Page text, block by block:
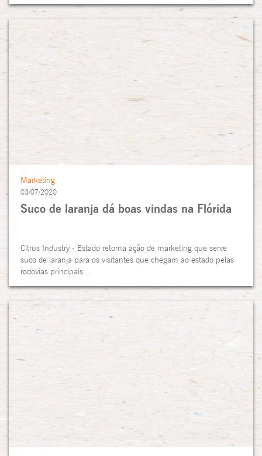
Marketing
03/07/2020
Suco de laranja dá boas vindas na Flórida
Citrus Industry - Estado retoma ação de marketing que serve
suco de laranja para os visitantes que chegam ao estado pelas
rodovias principais...